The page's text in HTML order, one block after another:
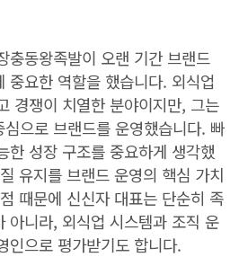
충동왕족발이 오랜 기간 브랜드
중요한 역할을 했습니다. 외식업
경쟁이 치열한 분야이지만, 그는
으로 브랜드를 운영했습니다. 빠
한 성장 구조를 중요하게 생각했
유지를 브랜드 운영의 핵심 가치
때문에 신신자 대표는 단순히 족
아니라, 외식업 시스템과 조직 운
인으로 평가받기도 합니다.